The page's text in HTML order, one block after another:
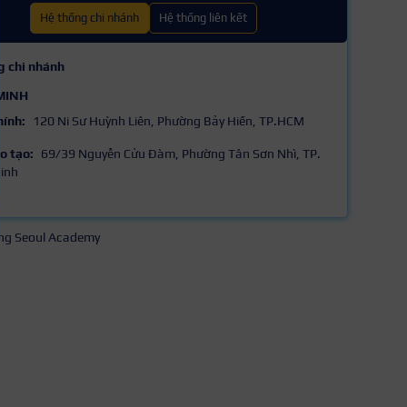
Hệ thống chi nhánh Hệ thống liên kết
chi nhánh
120 Ni Sư Huỳnh Liên, Phường Bảy Hiền, TP.HCM
tạo:
69/39 Nguyễn Cửu Đàm, Phường Tân Sơn Nhì, TP.
Seoul Academy